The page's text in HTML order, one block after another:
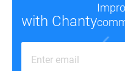
with Chanty